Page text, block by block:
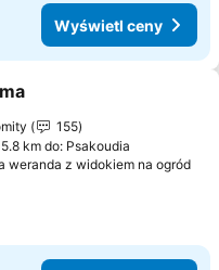
Wyświetl ceny
do ulubionych
155
km do: Psakoudia
weranda z widokiem na ogród